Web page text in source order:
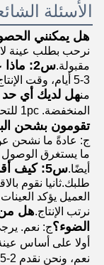
الأسئلة
هل يمكنني
مقبولة.س2: ماذا عن الوقت المحدد؟
منهل لديك أي حد MOQ لطلب الضوء؟
المنخفضة. 1pc للتحقق من العينة يمكن أن يكون
تقومون بشحن
أيضًا.س5: كيف أقدم طلباً للضوء؟
نرتب الإنتاج.
الضوء؟
أولا على أساس عينة
نعم، ونحن نقدم 2-5 سنوات ضمان لمنتجاتنا